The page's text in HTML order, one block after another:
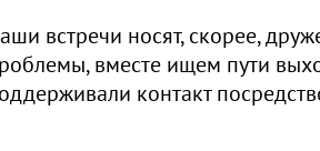
встречи носят, скорее,
вместе ищем пути
контакт